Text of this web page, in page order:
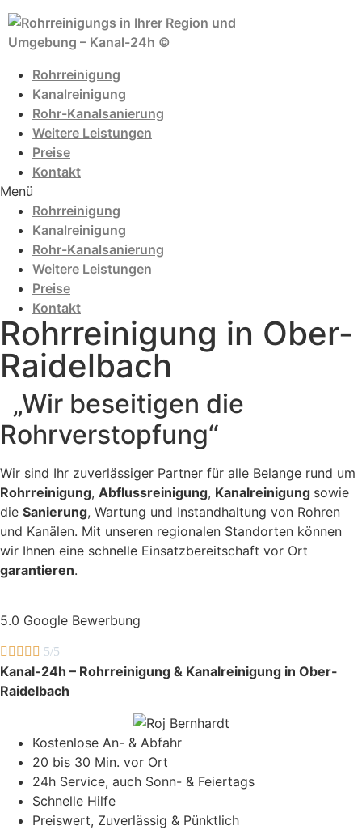
Zum
Inhalt
wechseln
Rohrreinigung
Kanalreinigung
Rohr-Kanalsanierung
Weitere Leistungen
Preise
Kontakt
Menü
Rohrreinigung
Kanalreinigung
Rohr-Kanalsanierung
Weitere Leistungen
Preise
Kontakt
Rohrreinigung in Ober-
Raidelbach
„Wir beseitigen die
Rohrverstopfung“
Wir sind Ihr zuverlässiger Partner für alle Belange rund um
Rohrreinigung, Abflussreinigung, Kanalreinigung sowie
die Sanierung, Wartung und Instandhaltung von Rohren
und Kanälen. Mit unseren regionalen Standorten können
wir Ihnen eine schnelle Einsatzbereitschaft vor Ort
garantieren.
5.0 Google Bewerbung
     5/5
Kanal-24h – Rohrreinigung & Kanalreinigung in Ober-
Raidelbach
Kostenlose An- & Abfahr
20 bis 30 Min. vor Ort
24h Service, auch Sonn- & Feiertags
Schnelle Hilfe
Preiswert, Zuverlässig & Pünktlich